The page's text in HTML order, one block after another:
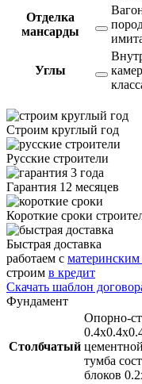
Отделка
мансарды
Углы
Строим круглый год
Русские строители
Гарантия 12 месяцев
Короткие сроки
Быстрая доставка
работаем с
строим в кредит
Скачать шаблон
Фундамент
Столбчатый
Опорно-
тумба
блоков